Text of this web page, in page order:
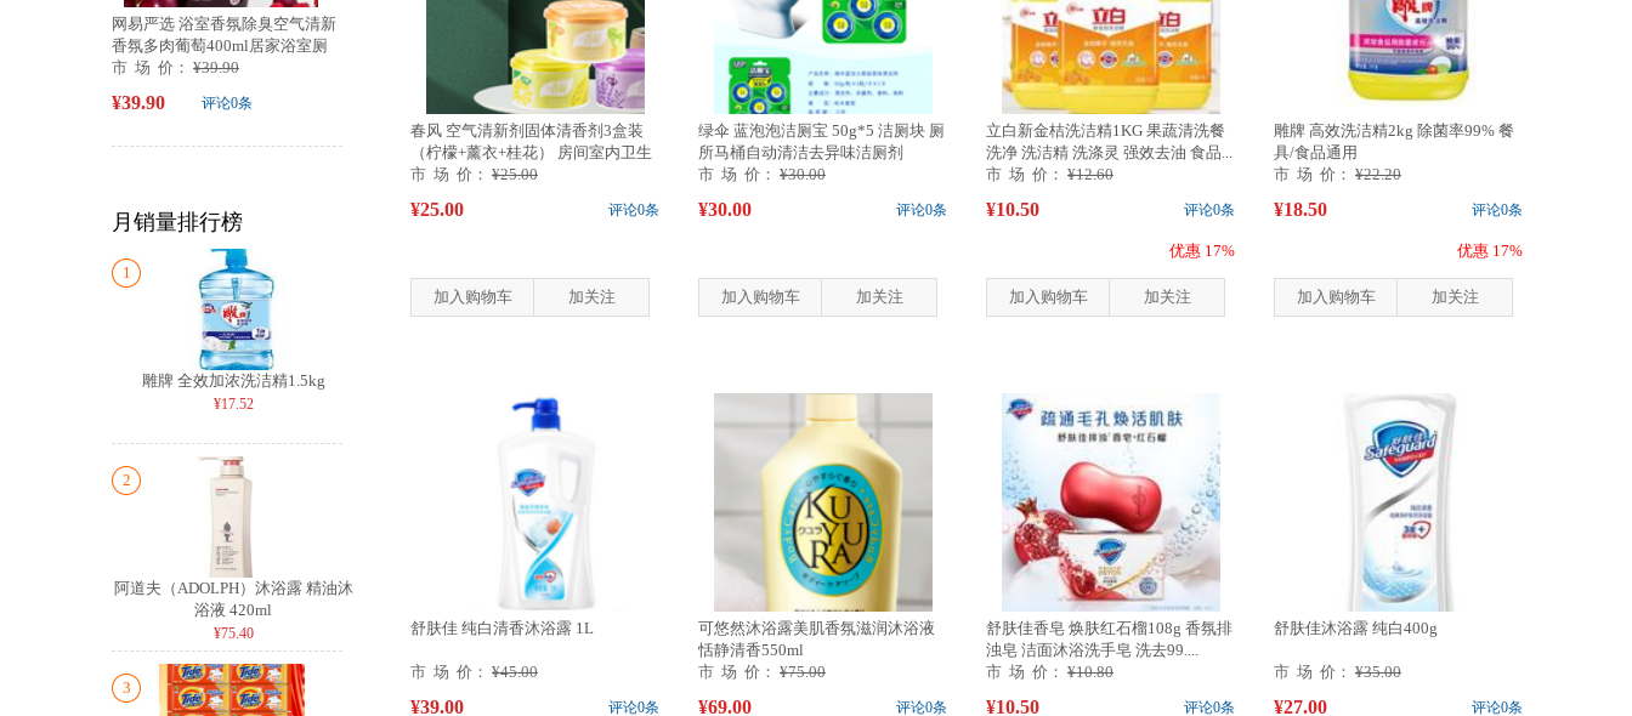
网易严选 浴室香氛除臭空气清新
香氛多肉葡萄400ml居家浴室厕
所卫生间...
市 场 价： ¥39.90
评论0条
¥39.90
月销量排行榜
1
雕牌 全效加浓洗洁精1.5kg
¥17.52
2
阿道夫（ADOLPH）沐浴露 精油沐
浴液 420ml
¥75.40
3
春风 空气清新剂固体清香剂3盒装
（柠檬+薰衣+桂花） 房间室内卫生
间除...
市 场 价： ¥25.00
评论0条
¥25.00
加入购物车 加关注
绿伞 蓝泡泡洁厕宝 50g*5 洁厕块 厕
所马桶自动清洁去异味洁厕剂
市 场 价： ¥30.00
评论0条
¥30.00
加入购物车 加关注
立白新金桔洗洁精1KG 果蔬清洗餐
洗净 洗洁精 洗涤灵 强效去油 食品...
市 场 价： ¥12.60
评论0条
¥10.50
优惠 17%
加入购物车 加关注
雕牌 高效洗洁精2kg 除菌率99% 餐
具/食品通用
市 场 价： ¥22.20
评论0条
¥18.50
优惠 17%
加入购物车 加关注
舒肤佳 纯白清香沐浴露 1L
市 场 价： ¥45.00
评论0条
¥39.00
可悠然沐浴露美肌香氛滋润沐浴液
恬静清香550ml
市 场 价： ¥75.00
评论0条
¥69.00
舒肤佳香皂 焕肤红石榴108g 香氛排
浊皂 洁面沐浴洗手皂 洗去99....
市 场 价： ¥10.80
评论0条
¥10.50
舒肤佳沐浴露 纯白400g
市 场 价： ¥35.00
评论0条
¥27.00